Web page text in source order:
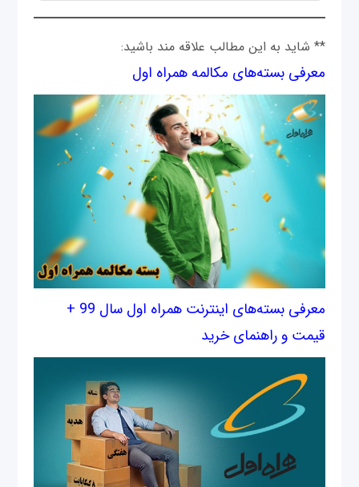
** شاید به این مطالب علاقه مند باشید:
معرفی بسته‌های مکالمه همراه اول
معرفی بسته‌های اینترنت همراه اول سال 99 +
قیمت و راهنمای خرید